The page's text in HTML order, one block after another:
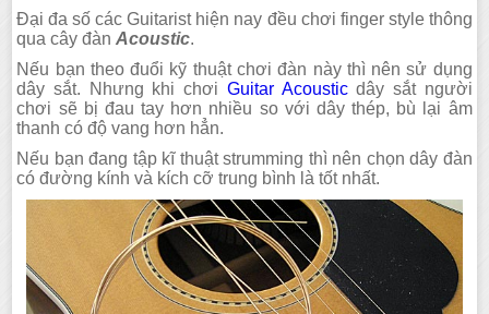
Đại đa số các Guitarist hiện nay đều chơi finger style thông
qua cây đànAcoustic.
Nếu bạn theo đuổi kỹ thuật chơi đàn này thì nên sử dụng
dây sắt. Nhưng khi chơi Guitar Acousticdây sắt người
chơi sẽ bị đau tay hơn nhiều so với dây thép, bù lại âm
thanh có độ vang hơn hẳn.
Nếu bạn đang tập kĩ thuật strumming thì nên chọn dây đàn
có đường kính và kích cỡ trung bình là tốt nhất.